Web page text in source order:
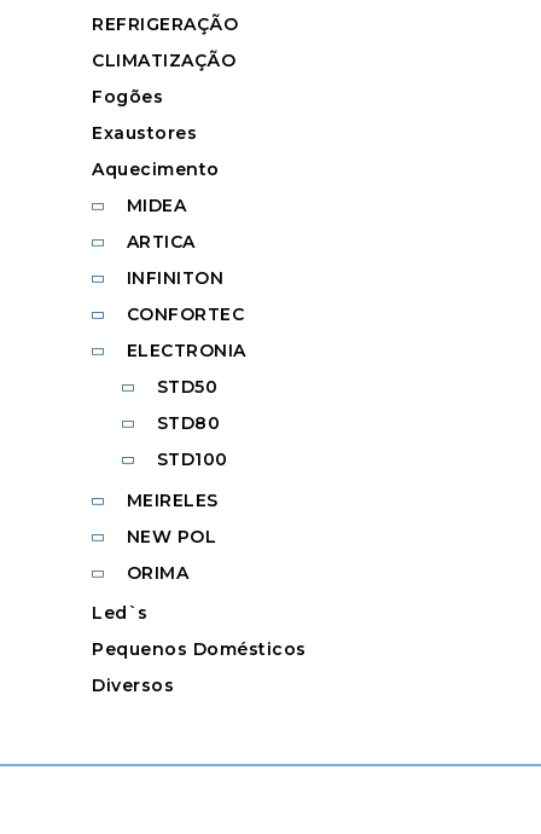
REFRIGERAÇÃO
CLIMATIZAÇÃO
Fogões
Exaustores
Aquecimento
MIDEA
ARTICA
INFINITON
CONFORTEC
ELECTRONIA
STD50
STD80
STD100
MEIRELES
NEW POL
ORIMA
Led`s
Pequenos Domésticos
Diversos